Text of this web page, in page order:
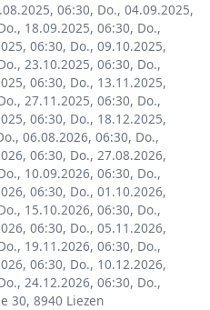
06:30, Do., 04.09.2025,
18.09.2025, 06:30, Do.,
06:30, Do., 09.10.2025,
23.10.2025, 06:30, Do.,
06:30, Do., 13.11.2025,
27.11.2025, 06:30, Do.,
06:30, Do., 18.12.2025,
06.08.2026, 06:30, Do.,
06:30, Do., 27.08.2026,
10.09.2026, 06:30, Do.,
06:30, Do., 01.10.2026,
15.10.2026, 06:30, Do.,
06:30, Do., 05.11.2026,
19.11.2026, 06:30, Do.,
06:30, Do., 10.12.2026,
24.12.2026, 06:30, Do.,
30, 8940 Liezen